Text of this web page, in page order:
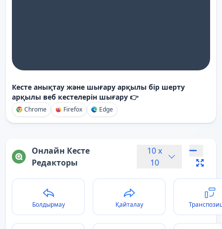
Кесте анықтау және шығару арқылы бір шерту
арқылы веб кестелерін шығару 👉
Chrome Firefox Edge
Онлайн Кесте
Редакторы
10x
10
Болдырмау Қайталау